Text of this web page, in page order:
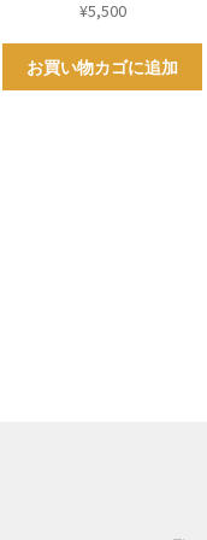
¥5,500
お買い物カゴに追加